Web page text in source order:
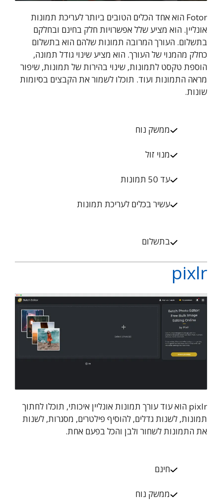
Fotor הוא אחד הכלים הטובים ביותר לעריכת תמונות
אונליין. הוא מציע שלל אפשרויות חלק בחינם ובחלקם
בתשלום. העורך המרובה תמונות שלהם הוא בתשלום
כחלק מהמנוי של העורך. הוא מציע שינוי גודל תמונה,
הוספת טקסט לתמונות, שינוי בהירות של תמונות, שיפור
מראה התמונות ועוד. תוכלו לשמור את הקבצים בסיומות
שונות.
ממשק נוח
מנוי זול
עד 50 תמונות
עשיר בכלים לעריכת תמונות
בתשלום
pixlr
pixlr הוא עוד עורך תמונות אונליין איכותי, תוכלו לחתוך
תמונות, לשנות גדלים, להוסיף פילטרים, מסגרות, לשנות
את התמונות לשחור ולבן והכל בפעם אחת.
חינם
ממשק נוח